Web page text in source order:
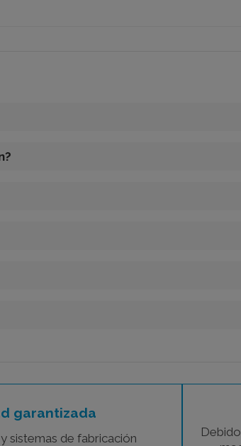
garantizada
sistemas de fabricación